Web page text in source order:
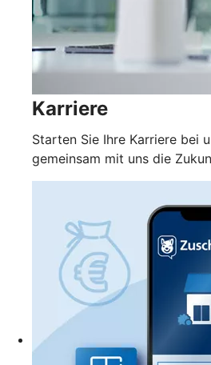
Karriere
Starten Sie Ihre Karriere bei
gemeinsam mit uns die